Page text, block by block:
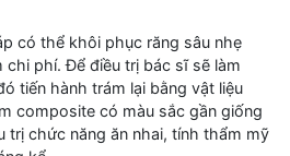
có thể khôi phục răng sâu nhẹ
chi phí. Để điều trị bác sĩ sẽ làm
tiến hành trám lại bằng vật liệu
composite có màu sắc gần giống
trị chức năng ăn nhai, tính thẩm mỹ